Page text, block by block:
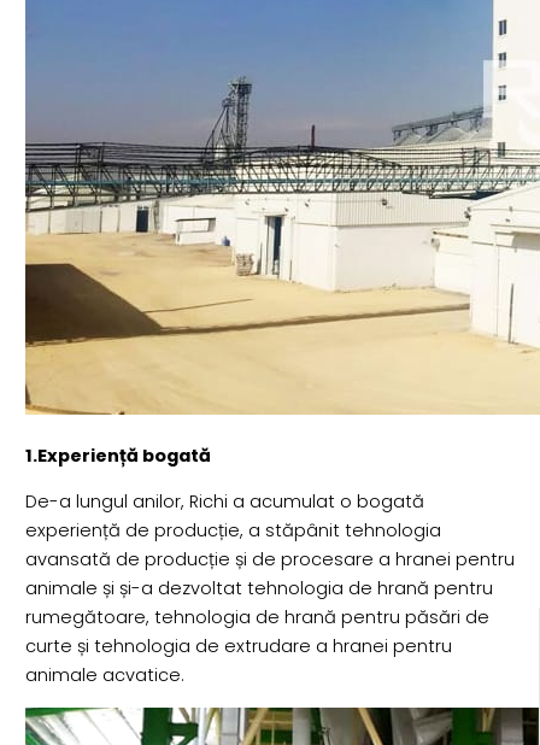
1.Experiență bogată
De-a lungul anilor, Richi a acumulat o bogată
experiență de producție, a stăpânit tehnologia
avansată de producție și de procesare a hranei pentru
animale și și-a dezvoltat tehnologia de hrană pentru
rumegătoare, tehnologia de hrană pentru păsări de
curte și tehnologia de extrudare a hranei pentru
animale acvatice.